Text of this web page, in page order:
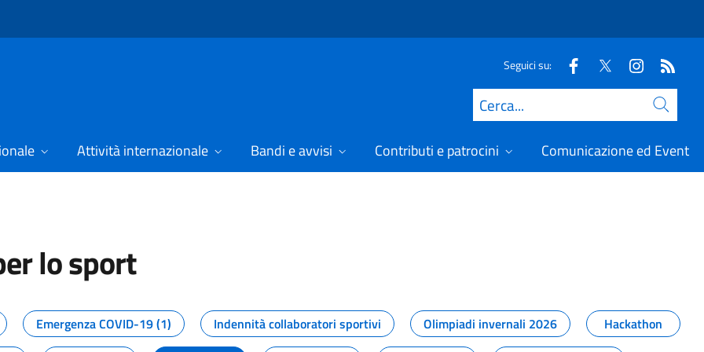
Seguici su:
Cerca
Attività internazionale Bandi e avvisi Contributi e patrocini Comunicazione ed Eventi
lo sport
dal Dipartimento per lo sport
Emergenza COVID-19 (1) Indennità collaboratori sportivi Olimpiadi invernali 2026
Hackathon